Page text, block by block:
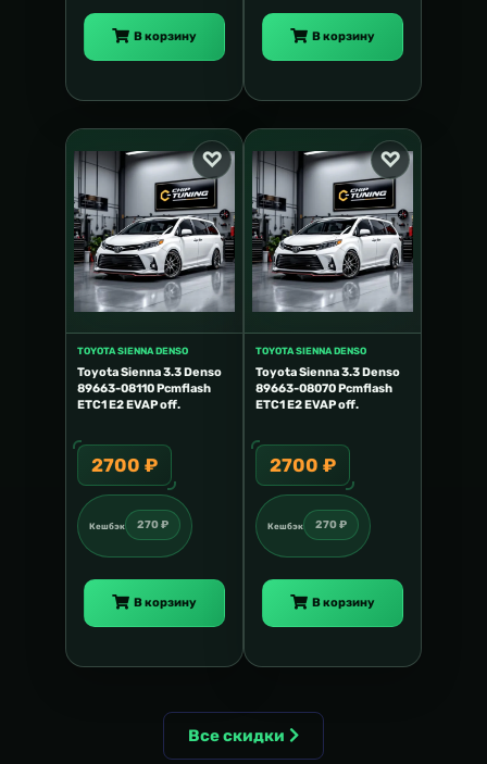
В корзину В корзину
TOYOTA SIENNA DENSO
Toyota Sienna 3.3 Denso
89663-08110 Pcmflash
ETC1 E2 EVAP off.
2700 ₽
Кешбэк 270 ₽
В корзину
TOYOTA SIENNA DENSO
Toyota Sienna 3.3 Denso
89663-08070 Pcmflash
ETC1 E2 EVAP off.
2700 ₽
Кешбэк 270 ₽
В корзину
Все скидки